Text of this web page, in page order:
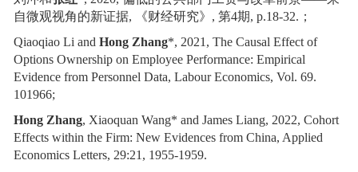
自微观视角的新证据, 《财经研究》 , 第4期, p.18-32. ；
Qiaoqiao Li and Hong Zhang*, 2021, The Causal Effect of
Options Ownership on Employee Performance: Empirical
Evidence from Personnel Data, Labour Economics, Vol. 69.
101966;
Hong Zhang, Xiaoquan Wang* and James Liang, 2022, Cohort
Effects within the Firm: New Evidences from China, Applied
Economics Letters, 29:21, 1955-1959.